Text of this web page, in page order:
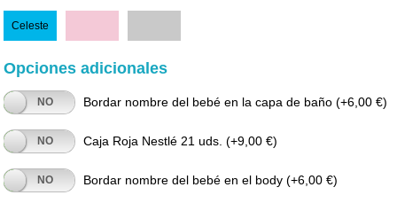
Celeste
Opciones adicionales
NO Bordar nombre del bebé en la capa de baño (+6,00 €)
NO Caja Roja Nestlé 21 uds. (+9,00 €)
NO Bordar nombre del bebé en el body (+6,00 €)